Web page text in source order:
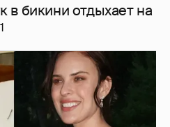
в бикини отдыхает на
1